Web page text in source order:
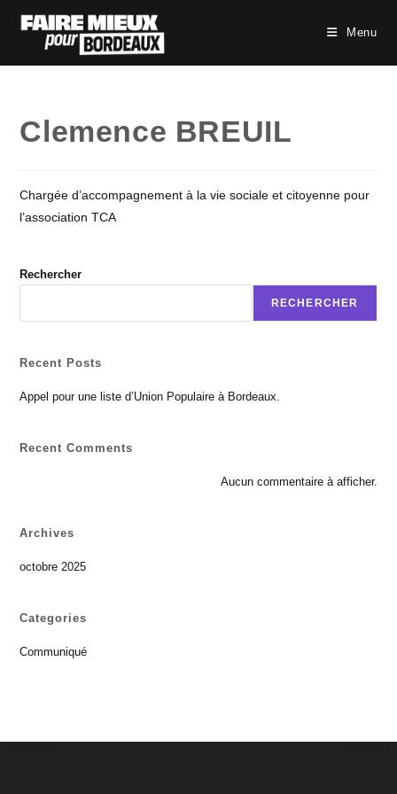
Menu
Clemence BREUIL
Chargée d’accompagnement à la vie sociale et citoyenne pour
l’association TCA
Rechercher
RECHERCHER
Recent Posts
Appel pour une liste d’Union Populaire à Bordeaux.
Recent Comments
Aucun commentaire à afficher.
Archives
octobre 2025
Categories
Communiqué